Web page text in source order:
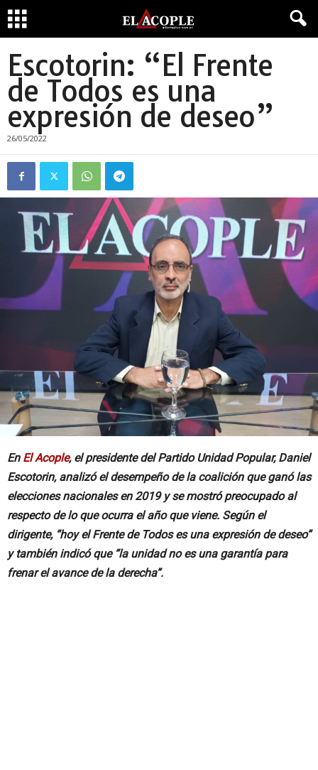
Escotorin: “El Frente
de Todos es una
expresión de deseo”
26/05/2022
En El Acople, el presidente del Partido Unidad Popular, Daniel
Escotorin, analizó el desempeño de la coalición que ganó las
elecciones nacionales en 2019 y se mostró preocupado al
respecto de lo que ocurra el año que viene. Según el
dirigente, “hoy el Frente de Todos es una expresión de deseo”
y también indicó que “la unidad no es una garantía para
frenar el avance de la derecha”.